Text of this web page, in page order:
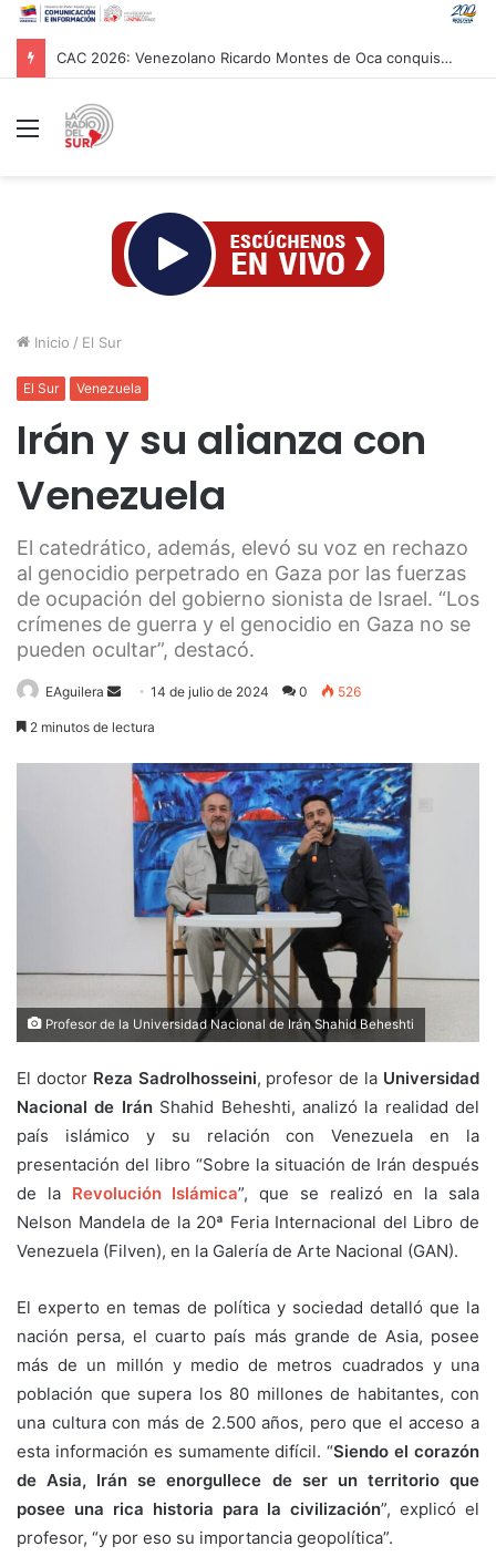
Papa León XIV asistió al Encuentro de Jóvenes Franciscanos 2026 en Asís
Menú
Inicio / El Sur
El Sur Venezuela
Irán y su alianza con
Venezuela
El catedrático, además, elevó su voz en rechazo
al genocidio perpetrado en Gaza por las fuerzas
de ocupación del gobierno sionista de Israel. “Los
crímenes de guerra y el genocidio en Gaza no se
pueden ocultar”, destacó.
EAguilera
Send14 de julio de 2024 0 526
2 minutos de lectura
Profesor de la Universidad Nacional de Irán Shahid Beheshti
El doctor Reza Sadrolhosseini, profesor de la Universidad
Nacional de IránShahid Beheshti, analizó la realidad del
país islámico y su relación con Venezuela en la
presentación del libro “Sobre la situación de Irán después
de la Revolución Islámica”, que se realizó en la sala
Nelson Mandela de la 20ª Feria Internacional del Libro de
Venezuela (Filven), en la Galería de Arte Nacional (GAN).
El experto en temas de política y sociedad detalló que la
nación persa, el cuarto país más grande de Asia, posee
más de un millón y medio de metros cuadrados y una
población que supera los 80 millones de habitantes, con
una cultura con más de 2.500 años, pero que el acceso a
esta información es sumamente difícil. “Siendo el corazón
de Asia, Irán se enorgullece de ser un territorio que
posee una rica historia para la civilización”, explicó el
profesor, “y por eso su importancia geopolítica”.